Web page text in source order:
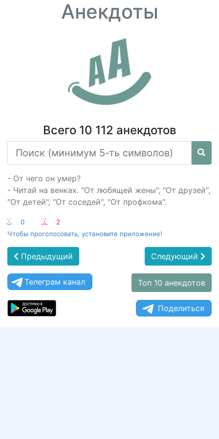
Анекдоты
Всего 10 112 анекдотов
- От чего он умер?
- Читай на венках. "От любящей жены", "От друзей",
"От детей", "От соседей", "От профкома".
:-) 0 :-(
2
Чтобы проголосовать, установите приложение!
Предыдущий Следующий
Телеграм канал Топ 10 анекдотов
Поделиться